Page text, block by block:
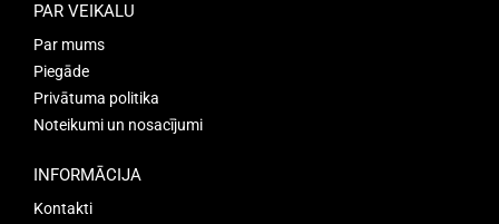
PAR VEIKALU
Par mums
Piegāde
Privātuma politika
Noteikumi un nosacījumi
INFORMĀCIJA
Kontakti